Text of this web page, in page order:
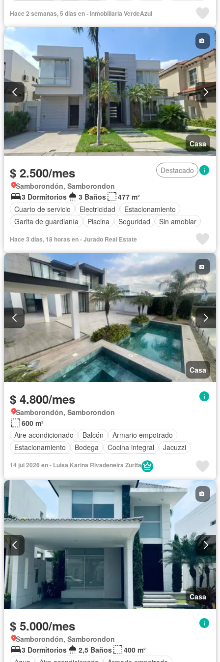
Hace 2 semanas, 5 días en - Inmobiliaria VerdeAzul
Casa
$ 2.500/mes
Destacado
Samborondón, Samborondon
3 Dormitorios
3 Baños
477 m²
Cuarto de servicio
Electricidad
Estacionamiento
Garita de guardianía
Piscina Seguridad Sin amoblar
Hace 3 días, 18 horas en - Jurado Real Estate
Casa
$ 4.800/mes
Samborondón, Samborondon
600 m²
Aire acondicionado
Balcón
Armario empotrado
Estacionamiento
Bodega Cocina integral
Jacuzzi
Jardín
Garita de guardianía
Seguridad
Cancha de tenis
Sin amoblar
14 jul 2026 en - Luisa Karina Rivadeneira Zurita
Casa
$ 5.000/mes
Samborondón, Samborondon
3 Dormitorios
2,5 Baños
400 m²